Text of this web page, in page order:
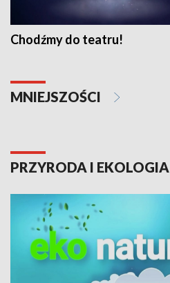
Chodźmy do teatru!
MNIEJSZOŚCI
PRZYRODA I EKOLOGIA